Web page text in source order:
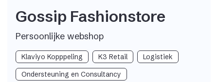
Gossip Fashionstore
Persoonlijke webshop
Klaviyo Kopppeling K3 Retail
Logistiek
Ondersteuning en Consultancy